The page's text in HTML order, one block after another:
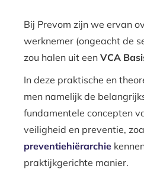
Bij Prevom zijn we ervan
werknemer (ongeacht de
zou halen uit een VCA
In deze praktische en
men namelijk de
fundamentele concepten
veiligheid en preventie,
preventiehiërarchie
praktijkgerichte manier.